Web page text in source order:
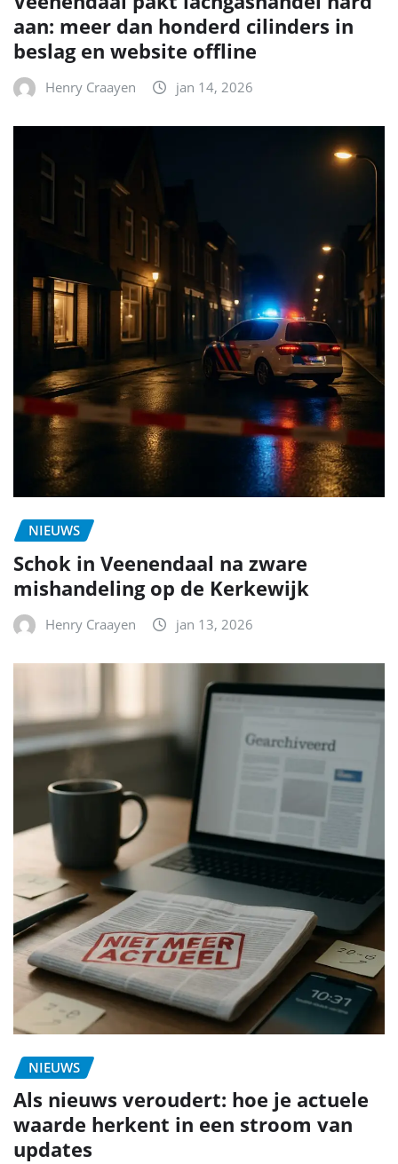
aan: meer dan honderd cilinders in
beslag en website offline
Henry Craayen jan 14, 2026
NIEUWS
Schok in Veenendaal na zware
mishandeling op de Kerkewijk
Henry Craayen jan 13, 2026
NIEUWS
Als nieuws veroudert: hoe je actuele
waarde herkent in een stroom van
updates